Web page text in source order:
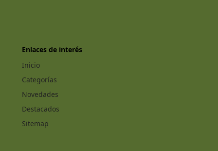
Enlaces de interés
Inicio
Categorías
Novedades
Destacados
Sitemap